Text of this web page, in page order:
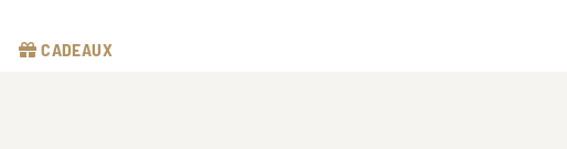
CADEAUX